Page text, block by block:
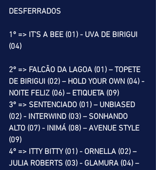
DESFERRADOS
1º => IT’S A BEE (01) - UVA DE BIRIGUI
(04)
2º => FALCÃO DA LAGOA (01) – TOPETE
DE BIRIGUI (02) – HOLD YOUR OWN (04) -
NOITE FELIZ (06) – ETIQUETA (09)
3º => SENTENCIADO (01) – UNBIASED
(02) - INTERWIND (03) – SONHANDO
ALTO (07) - INIMÁ (08) – AVENUE STYLE
(09)
4º => ITTY BITTY (01) - ORNELLA (02) –
JULIA ROBERTS (03) - GLAMURA (04) –